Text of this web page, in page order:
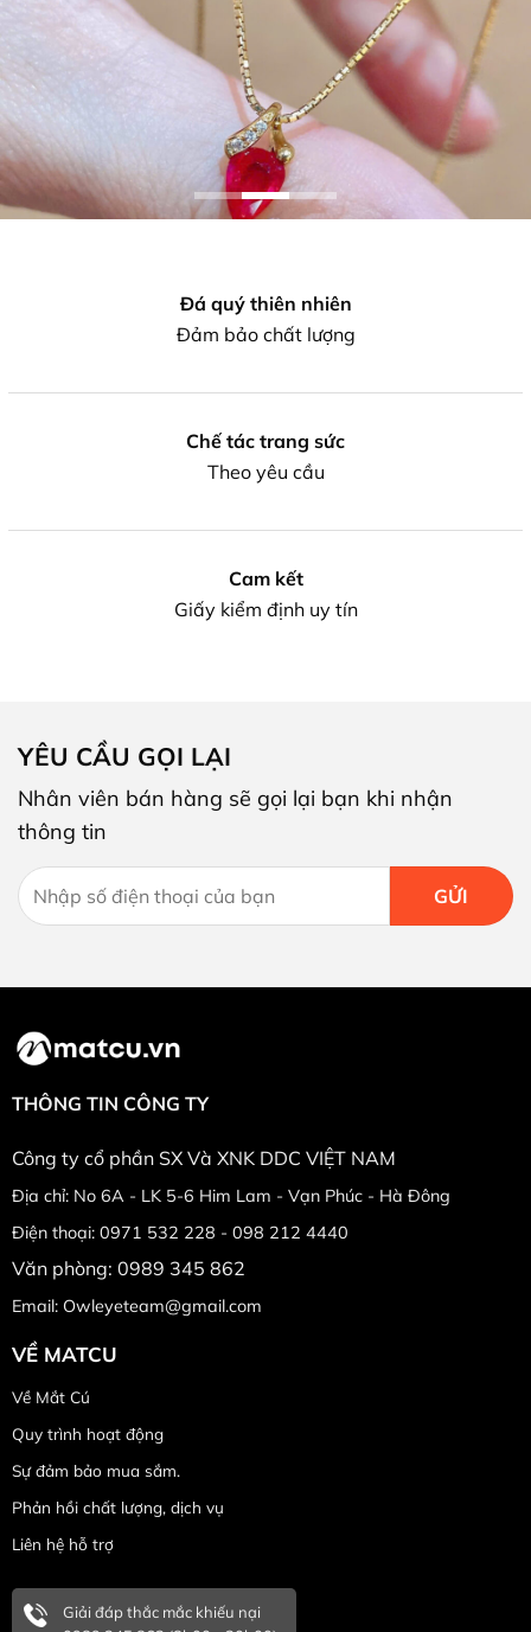
Đá quý thiên nhiên
Đảm bảo chất lượng
Chế tác trang sức
Theo yêu cầu
Cam kết
Giấy kiểm định uy tín
YÊU CẦU GỌI LẠI
Nhân viên bán hàng sẽ gọi lại bạn khi nhận
thông tin
THÔNG TIN CÔNG TY
Công ty cổ phần SX Và XNK DDC VIỆT NAM
Địa chỉ: No 6A - LK 5-6 Him Lam - Vạn Phúc - Hà Đông
Điện thoại: 0971 532 228 - 098 212 4440
Văn phòng: 0989 345 862
Email: Owleyeteam@gmail.com
VỀ MATCU
Về Mắt Cú
Quy trình hoạt động
Sự đảm bảo mua sắm.
Phản hồi chất lượng, dịch vụ
Liên hệ hỗ trợ
Giải đáp thắc mắc khiếu nại